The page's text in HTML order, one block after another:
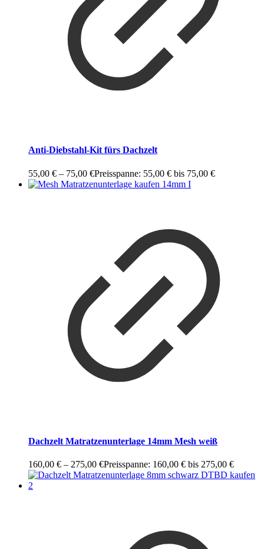
Anti-Diebstahl-Kit fürs Dachzelt
55,00 € – 75,00 €Preisspanne: 55,00 € bis 75,00 €
Dachzelt Matratzenunterlage 14mm Mesh weiß
160,00 € – 275,00 €Preisspanne: 160,00 € bis 275,00 €